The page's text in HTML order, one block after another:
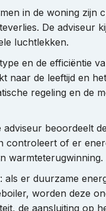
in de woning
De adviseur
luchtlekken.
en de efficiëntie
naar de leeftijd en
regeling en de
adviseur beoordeelt
controleert of er
warmteterugwinning.
: als er duurzame
worden deze
de aansluiting op